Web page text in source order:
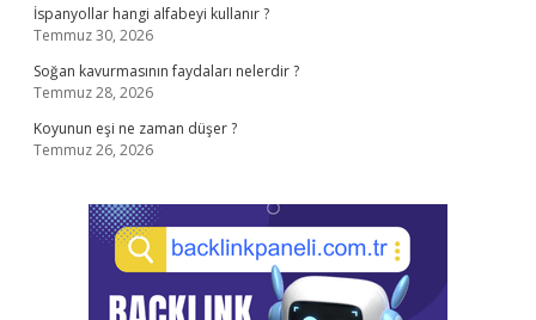
İspanyollar hangi alfabeyi kullanır ?
Temmuz 30, 2026
Soğan kavurmasının faydaları nelerdir ?
Temmuz 28, 2026
Koyunun eşi ne zaman düşer ?
Temmuz 26, 2026